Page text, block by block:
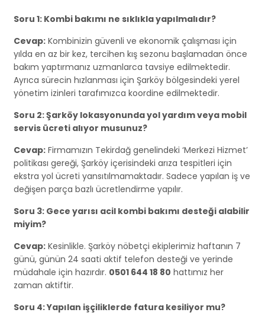
Soru 1: Kombi bakımı ne sıklıkla yapılmalıdır?
Cevap: Kombinizin güvenli ve ekonomik çalışması için
yılda en az bir kez, tercihen kış sezonu başlamadan önce
bakım yaptırmanız uzmanlarca tavsiye edilmektedir.
Ayrıca sürecin hızlanması için Şarköy bölgesindeki yerel
yönetim izinleri tarafımızca koordine edilmektedir.
Soru 2: Şarköy lokasyonunda yol yardım veya mobil
servis ücreti alıyor musunuz?
Cevap: Firmamızın Tekirdağ genelindeki ‘Merkezi Hizmet’
politikası gereği, Şarköy içerisindeki arıza tespitleri için
ekstra yol ücreti yansıtılmamaktadır. Sadece yapılan iş ve
değişen parça bazlı ücretlendirme yapılır.
Soru 3: Gece yarısı acil kombi bakımı desteği alabilir
miyim?
Cevap: Kesinlikle. Şarköy nöbetçi ekiplerimiz haftanın 7
günü, günün 24 saati aktif telefon desteği ve yerinde
müdahale için hazırdır. 0501 644 18 80 hattımız her
zaman aktiftir.
Soru 4: Yapılan işçiliklerde fatura kesiliyor mu?